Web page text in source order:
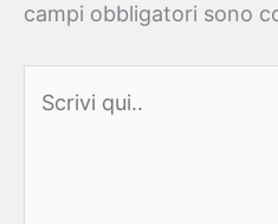
campi obbligatori sono